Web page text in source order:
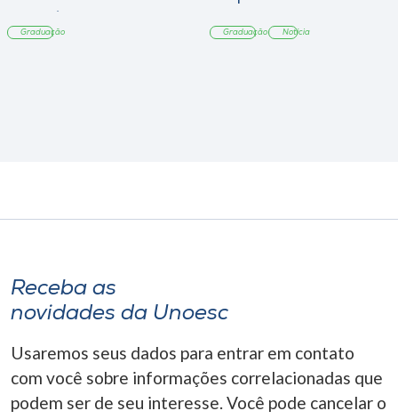
Graduação Graduação Notícia
Receba as
novidades da Unoesc
Usaremos seus dados para entrar em contato
com você sobre informações correlacionadas que
podem ser de seu interesse. Você pode cancelar o